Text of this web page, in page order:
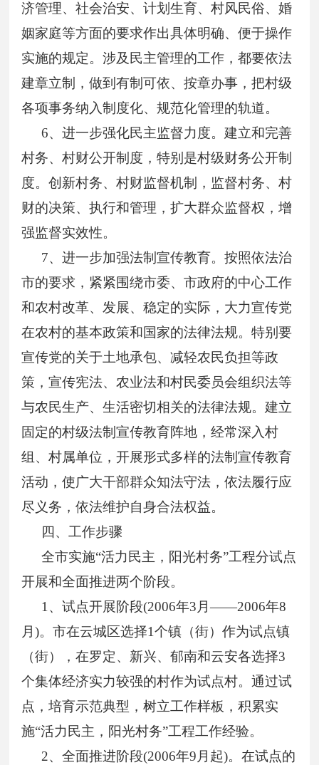
济管理、社会治安、计划生育、村风民俗、婚
姻家庭等方面的要求作出具体明确、便于操作
实施的规定。涉及民主管理的工作，都要依法
建章立制，做到有制可依、按章办事，把村级
各项事务纳入制度化、规范化管理的轨道。
6、进一步强化民主监督力度。建立和完善
村务、村财公开制度，特别是村级财务公开制
度。创新村务、村财监督机制，监督村务、村
财的决策、执行和管理，扩大群众监督权，增
强监督实效性。
7、进一步加强法制宣传教育。按照依法治
市的要求，紧紧围绕市委、市政府的中心工作
和农村改革、发展、稳定的实际，大力宣传党
在农村的基本政策和国家的法律法规。特别要
宣传党的关于土地承包、减轻农民负担等政
策，宣传宪法、农业法和村民委员会组织法等
与农民生产、生活密切相关的法律法规。建立
固定的村级法制宣传教育阵地，经常深入村
组、村属单位，开展形式多样的法制宣传教育
活动，使广大干部群众知法守法，依法履行应
尽义务，依法维护自身合法权益。
四、工作步骤
全市实施“活力民主，阳光村务”工程分试点
开展和全面推进两个阶段。
1 、试点开展阶段(2006年3 月——2006年8
月)。市在云城区选择1个镇（街）作为试点镇
（街），在罗定、新兴、郁南和云安各选择3
个集体经济实力较强的村作为试点村。通过试
点，培育示范典型，树立工作样板，积累实
施“活力民主，阳光村务”工程工作经验。
2、全面推进阶段(2006年9 月起)。在试点的